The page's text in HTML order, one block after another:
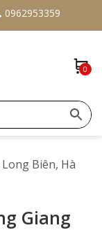
0962953359
0
Biên, Hà
Giang